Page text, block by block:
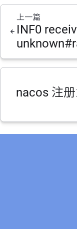
上一篇
INF0
nacos 注